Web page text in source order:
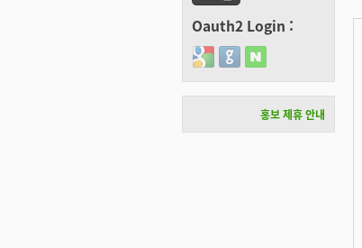
Oauth2 Login :
Login with Google
Login with GitHub
Login with Naver
홍보 제휴 안내